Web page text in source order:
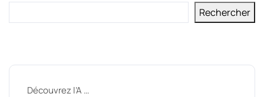
Rechercher
Découvrez l’A …